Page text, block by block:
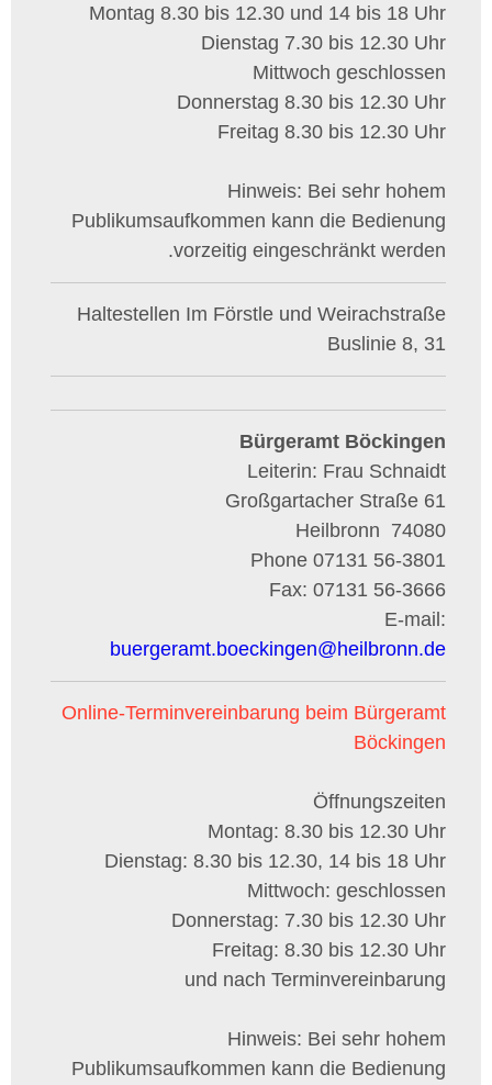
Montag 8.30 bis 12.30 und 14 bis 18 Uhr
Dienstag 7.30 bis 12.30 Uhr
Mittwoch geschlossen
Donnerstag 8.30 bis 12.30 Uhr
Freitag 8.30 bis 12.30 Uhr
Hinweis: Bei sehr hohem
Publikumsaufkommen kann die Bedienung
vorzeitig eingeschränkt werden.
Haltestellen Im Förstle und Weirachstraße
Buslinie 8, 31
Bürgeramt Böckingen
Leiterin: Frau Schnaidt
Großgartacher Straße 61
74080
Heilbronn
Phone 07131 56-3801
Fax: 07131 56-3666
E-mail:
buergeramt.boeckingen@heilbronn.de
Online-Terminvereinbarung beim Bürgeramt
Böckingen
Öffnungszeiten
Montag: 8.30 bis 12.30 Uhr
Dienstag: 8.30 bis 12.30, 14 bis 18 Uhr
Mittwoch: geschlossen
Donnerstag: 7.30 bis 12.30 Uhr
Freitag: 8.30 bis 12.30 Uhr
und nach Terminvereinbarung
Hinweis: Bei sehr hohem
Publikumsaufkommen kann die Bedienung